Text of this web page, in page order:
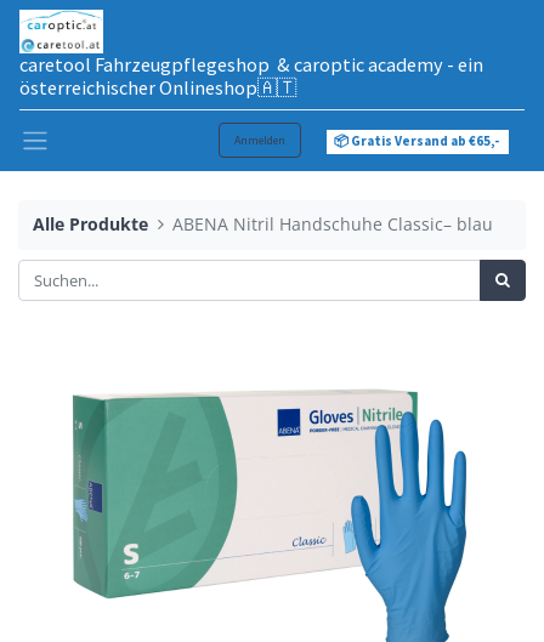
caretool Fahrzeugpflegeshop & caroptic academy - ein
österreichischer Onlineshop🇦🇹
Anmelden 📦 Gratis Versand ab €65,-
Alle Produkte ABENA Nitril Handschuhe Classic– blau